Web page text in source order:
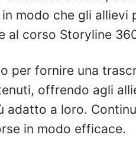
modo che gli allievi
al corso Storyline
per fornire una
offrendo agli
adatto a loro.
in modo efficace.